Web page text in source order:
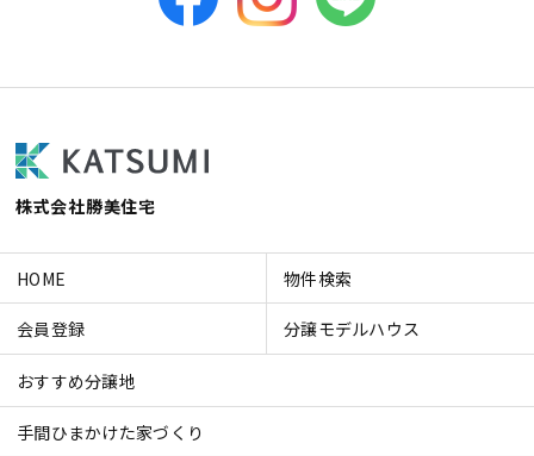
株式会社勝美住宅
HOME 物件検索
会員登録 分譲モデルハウス
おすすめ分譲地
手間ひまかけた家づくり